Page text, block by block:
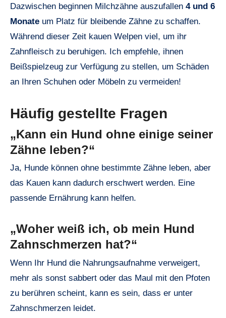
Dazwischen beginnen Milchzähne auszufallen 4 und 6
Monate um Platz für bleibende Zähne zu schaffen.
Während dieser Zeit kauen Welpen viel, um ihr
Zahnfleisch zu beruhigen. Ich empfehle, ihnen
Beißspielzeug zur Verfügung zu stellen, um Schäden
an Ihren Schuhen oder Möbeln zu vermeiden!
Häufig gestellte Fragen
„Kann ein Hund ohne einige seiner
Zähne leben?“
Ja, Hunde können ohne bestimmte Zähne leben, aber
das Kauen kann dadurch erschwert werden. Eine
passende Ernährung kann helfen.
„Woher weiß ich, ob mein Hund
Zahnschmerzen hat?“
Wenn Ihr Hund die Nahrungsaufnahme verweigert,
mehr als sonst sabbert oder das Maul mit den Pfoten
zu berühren scheint, kann es sein, dass er unter
Zahnschmerzen leidet.